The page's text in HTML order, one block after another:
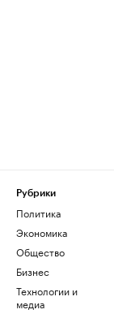
Рубрики
Политика
Экономика
Общество
Бизнес
Технологии и
медиа